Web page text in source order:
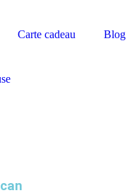
Carte cadeau Blog